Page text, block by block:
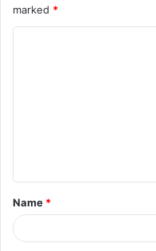
marked *
t
*
Name *